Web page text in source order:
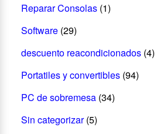
Reparar Consolas (1)
Software (29)
descuento reacondicionados (4)
Portatiles y convertibles (94)
PC de sobremesa (34)
Sin categorizar (5)